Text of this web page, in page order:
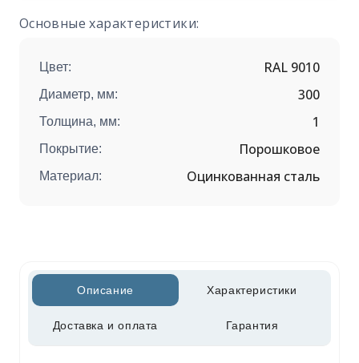
Основные характеристики:
Цвет: RAL 9010
Диаметр, мм: 300
Толщина, мм: 1
Покрытие: Порошковое
Материал: Оцинкованная сталь
Описание Характеристики
Доставка и оплата Гарантия